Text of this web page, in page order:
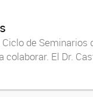
de
El Dr.